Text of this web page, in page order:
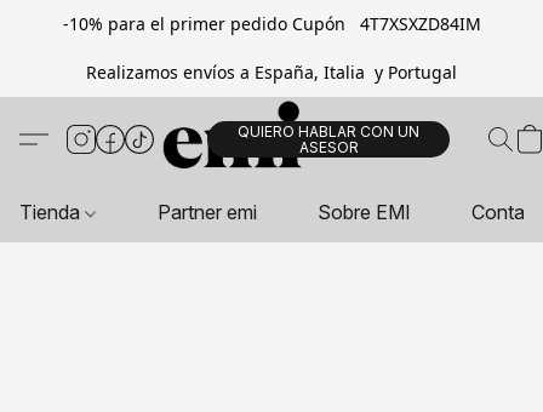
-10% para el primer pedido Cupón 4T7XSXZD84IM
Realizamos envíos a España, Italia y Portugal
QUIERO HABLAR CON UN
ASESOR
Tienda Partner emi Sobre EMI